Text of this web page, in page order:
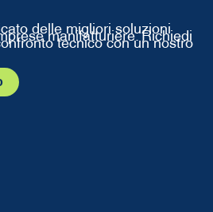
delle migliori soluzioni
manifatturiere. Richiedi
tecnico con un nostro